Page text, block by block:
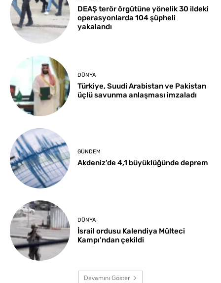
DEAŞ terör örgütüne yönelik 30 ildeki
operasyonlarda 104 şüpheli
yakalandı
DÜNYA
Türkiye, Suudi Arabistan ve Pakistan
üçlü savunma anlaşması imzaladı
GÜNDEM
Akdeniz’de 4,1 büyüklüğünde deprem
DÜNYA
İsrail ordusu Kalendiya Mülteci
Kampı’ndan çekildi
Devamını Göster